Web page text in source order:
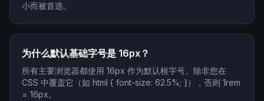
小而被首选。
为什么默认基础字号是 16px？
所有主要浏览器都使用 16px 作为默认根字号。除非您在
CSS 中覆盖它（如 html { font-size: 62.5%; }），否则 1rem
= 16px。